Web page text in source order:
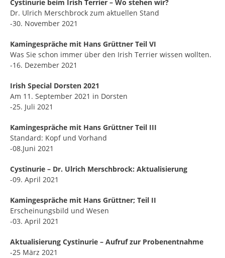
Cystinurie beim Irish Terrier – Wo stehen wir?
Dr. Ulrich Merschbrock zum aktuellen Stand
-30. November 2021
Kamingespräche mit Hans Grüttner Teil VI
Was Sie schon immer über den Irish Terrier wissen wollten.
-16. Dezember 2021
Irish Special Dorsten 2021
Am 11. September 2021 in Dorsten
-25. Juli 2021
Kamingespräche mit Hans Grüttner Teil III
Standard: Kopf und Vorhand
-08.Juni 2021
Cystinurie – Dr. Ulrich Merschbrock: Aktualisierung
-09. April 2021
Kamingespräche mit Hans Grüttner; Teil II
Erscheinungsbild und Wesen
-03. April 2021
Aktualisierung Cystinurie – Aufruf zur Probenentnahme
-25 März 2021